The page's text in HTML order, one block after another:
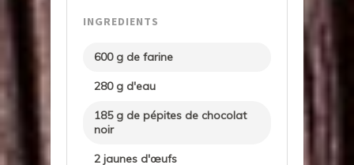
INGREDIENTS
600 g de farine
280 g d'eau
185 g de pépites de chocolat
noir
2 jaunes d'œufs